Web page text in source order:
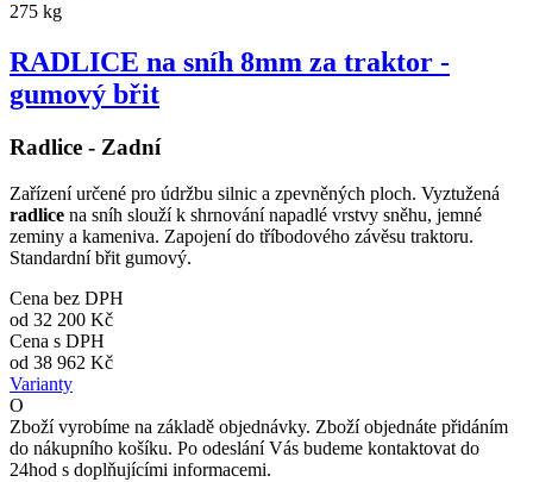
275 kg
RADLICE na sníh 8mm za traktor -
gumový břit
Radlice - Zadní
Zařízení určené pro údržbu silnic a zpevněných ploch. Vyztužená
radlice na sníh slouží k shrnování napadlé vrstvy sněhu, jemné
zeminy a kameniva. Zapojení do tříbodového závěsu traktoru.
Standardní břit gumový.
Cena bez DPH
od 32 200 Kč
Cena s DPH
od 38 962 Kč
Varianty
O
Zboží vyrobíme na základě objednávky. Zboží objednáte přidáním
do nákupního košíku. Po odeslání Vás budeme kontaktovat do
24hod s doplňujícími informacemi.